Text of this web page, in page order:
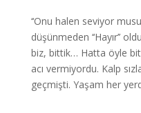
‘‘Onu halen seviyor
düşünmeden ‘‘Hayır’’
biz, bittik… Hatta öyle
acı vermiyordu. Kalp
geçmişti. Yaşam her